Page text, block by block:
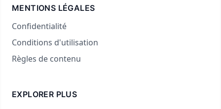
MENTIONS LÉGALES
Confidentialité
Conditions d'utilisation
Règles de contenu
EXPLORER PLUS